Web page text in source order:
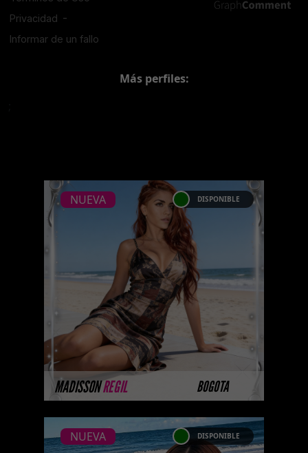
Más perfiles:
MADISSONREGIL BOGOTA
NUEVA DISPONIBLE
MADISSON REGIL -
CATALOGO PLATINO
NUEVA
Platinum Esta modelo pertenece
a nuestro Catálogo Privado
Platinum. Selección privada de
modelos con un nivel de belleza
y perform ...
MÁS INFORMACIÓN
NUEVA DISPONIBLE
NUEVA